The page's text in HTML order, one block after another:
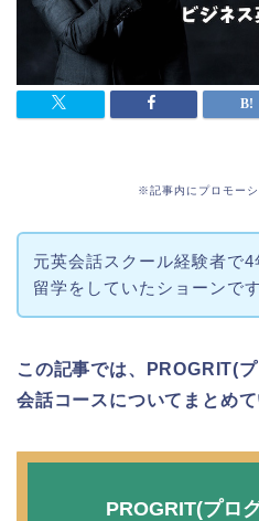
※記事内にプロモーシ
元英会話スクール経験者で4
留学をしていたショーンです
この記事では、PROGRIT(
会話コースについてまとめて
PROGRIT(プロ